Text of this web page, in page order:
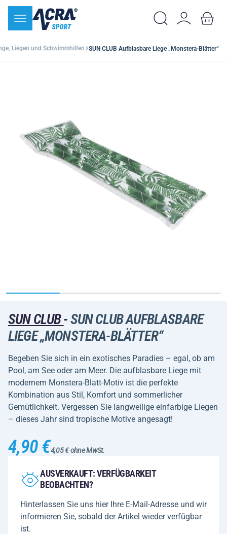
Liegen und Schwimmhilfen SUN CLUB Aufblasbare Liege „Monstera-Blätter“
SUN CLUB-SUN CLUB AUFBLASBARE
LIEGE „MONSTERA-BLÄTTER“
Begeben Sie sich in ein exotisches Paradies – egal, ob am
Pool, am See oder am Meer. Die aufblasbare Liege mit
modernem Monstera-Blatt-Motiv ist die perfekte
Kombination aus Stil, Komfort und sommerlicher
Gemütlichkeit. Vergessen Sie langweilige einfarbige Liegen
– dieses Jahr sind tropische Motive angesagt!
4,90 €4,05 € ohne MwSt.
AUSVERKAUFT: VERFÜGBARKEIT
BEOBACHTEN?
Hinterlassen Sie uns hier Ihre E-Mail-Adresse und wir
informieren Sie, sobald der Artikel wieder verfügbar
ist.